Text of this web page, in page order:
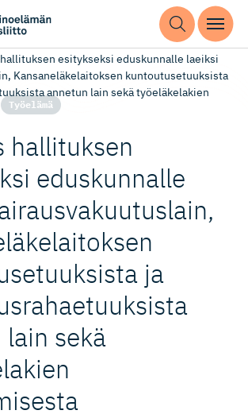
esitykseksi eduskunnalle laeiksi
Kansaneläkelaitoksen kuntoutusetuuksista
annetun lain sekä työeläkelakien
Työelämä
hallituksen
eduskunnalle
ja
sekä